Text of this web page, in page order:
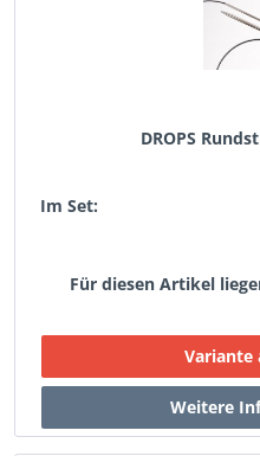
DROPS
Im Set:
Für diesen Artikel